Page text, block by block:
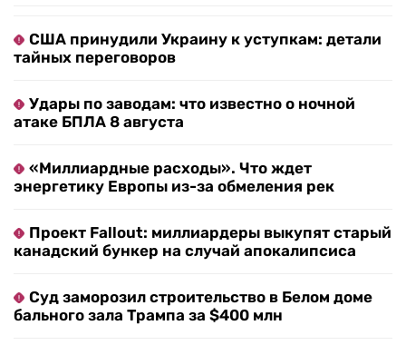
США принудили Украину к уступкам: детали
тайных переговоров
Удары по заводам: что известно о ночной
атаке БПЛА 8 августа
«Миллиардные расходы». Что ждет
энергетику Европы из-за обмеления рек
Проект Fallout: миллиардеры выкупят старый
канадский бункер на случай апокалипсиса
Суд заморозил строительство в Белом доме
бального зала Трампа за $400 млн